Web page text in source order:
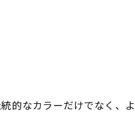
的なカラーだけでなく、